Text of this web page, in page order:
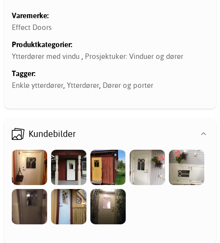
Varemerke:
Effect Doors
Produktkategorier:
Ytterdører med vindu
Prosjektuker: Vinduer og dører
Tagger:
Enkle ytterdører Ytterdører Dører og porter
Kundebilder